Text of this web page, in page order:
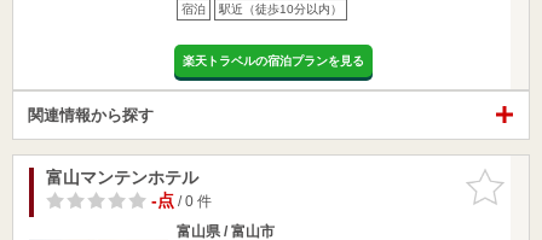
宿泊 駅近（徒歩10分以内）
楽天トラベルの宿泊プランを見る
関連情報から探す
お気に入
りに追加
富山マンテンホテル
-点/ 0 件
富山県 / 富山市